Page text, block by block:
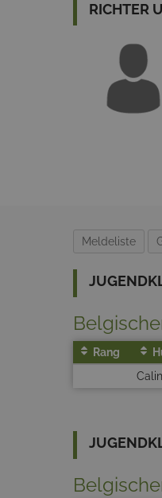
RICHTER
Meldeliste
Rang